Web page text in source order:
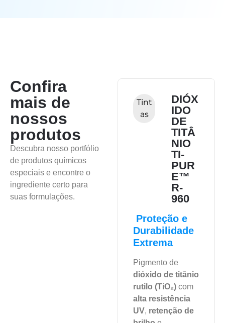
Confira
mais de
nossos
produtos
Descubra nosso portfólio
de produtos químicos
especiais e encontre o
ingrediente certo para
suas formulações.
CSM
40(33
Borr
ach
a
Elastômero
resistente ao
ozônio, ácidos e
solventes.
DIÓX
IDO
DE
TITÂ
NIO
TI-
PUR
E™
R-
960
Tint
as
Proteção e
Durabilidade
Extrema
Pigmento de
dióxido de titânio
rutilo (TiO₂) com
alta resistência
UV, retenção de